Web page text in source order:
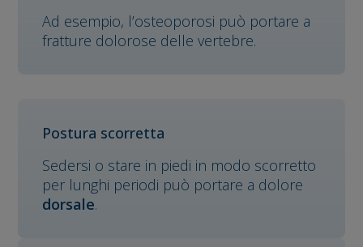
Ad esempio, l’osteoporosi può portare a
fratture dolorose delle vertebre.
Postura scorretta
Sedersi o stare in piedi in modo scorretto
per lunghi periodi può portare a dolore
dorsale.